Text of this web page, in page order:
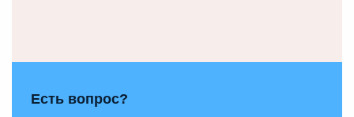
Есть вопрос?